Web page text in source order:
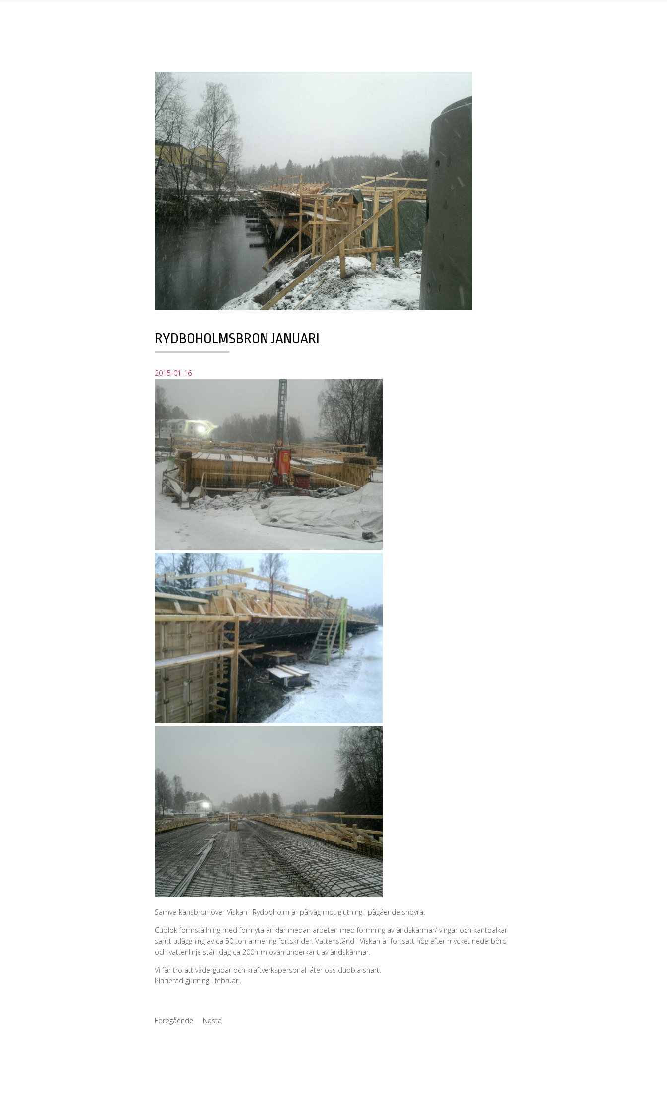
RYDBOHOLMSBRON JANUARI
2015-01-16
Samverkansbron över Viskan i Rydboholm är på väg mot gjutning i pågående snöyra.
Cuplok formställning med formyta är klar medan arbeten med formning av ändskärmar/ vingar och kantbalkar
samt utläggning av ca 50 ton armering fortskrider. Vattenstånd i Viskan är fortsatt hög efter mycket nederbörd
och vattenlinje står idag ca 200mm ovan underkant av ändskärmar.
Vi får tro att vädergudar och kraftverkspersonal låter oss dubbla snart.
Planerad gjutning i februari.
Föregående Nästa